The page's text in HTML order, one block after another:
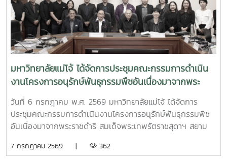
มหาวิทยาลัยแม่โจ้ ได้จัดการประชุมคณะกรรมการดำเนิน
งานโครงการอนุรักษ์พันธุกรรมพืชอันเนื่องมาจากพระ
ราชดำริ สมเด็จพระเทพรัตราชสุดาฯ สยามบรมราชกุมารี
มหาวิทยาลัยแม่โจ้ (อพ.สธ.-มจ.) ครั้งที่ 1/2569
วันที่ 6 กรกฎาคม พ.ศ. 2569 มหาวิทยาลัยแม่โจ้ ได้จัดการ
ประชุมคณะกรรมการดำเนินงานโครงการอนุรักษ์พันธุกรรมพืช
อันเนื่องมาจากพระราชดำริ สมเด็จพระเทพรัตราชสุดาฯ สยาม
ณ ห้องประชุมรวงผึ้ง ชั้น 5 อาคารสำนักงานมหาวิทยาลัย
7 กรกฎาคม 2569 | 362